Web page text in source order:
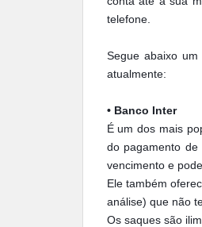
telefone.
Segue abaixo
atualmente:
• Banco Inter
É um dos mais
do pagamento
vencimento e
Ele também
análise) que não
Os saques são